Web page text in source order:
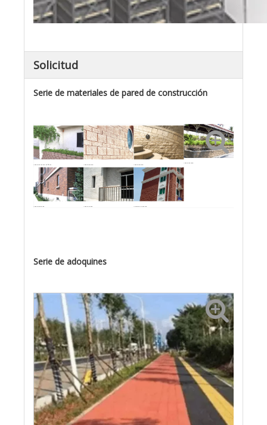
Solicitud
Serie de materiales de pared de construcción
Ladrillo de macizo de flores Ladrillo partido Ladrillo partido
Ladrillo partido
Ladrillo de pared Ladrillo Sólido Azulejos de la pared
Serie de adoquines